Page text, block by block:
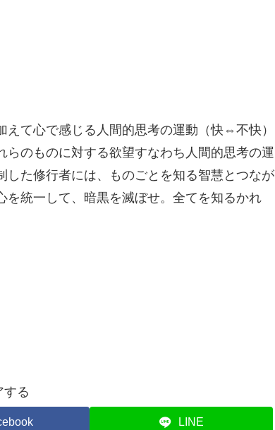
て心で感じる人間的思考の運動（快⇔不快）
のものに対する欲望すなわち人間的思考の運
た修行者には、ものごとを知る智慧とつなが
を統一して、暗黒を滅ぼせ。全てを知るかれ
する
LINE